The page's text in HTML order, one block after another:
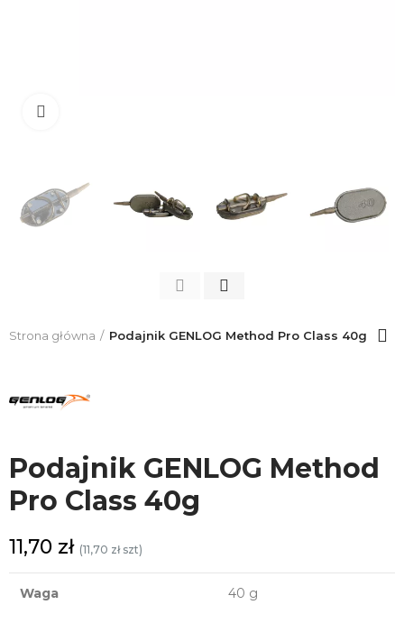
Strona główna Podajnik GENLOG Method Pro Class 40g
Podajnik GENLOG Method
Pro Class 40g
11,70 zł (11,70 zł szt)
Waga 40 g